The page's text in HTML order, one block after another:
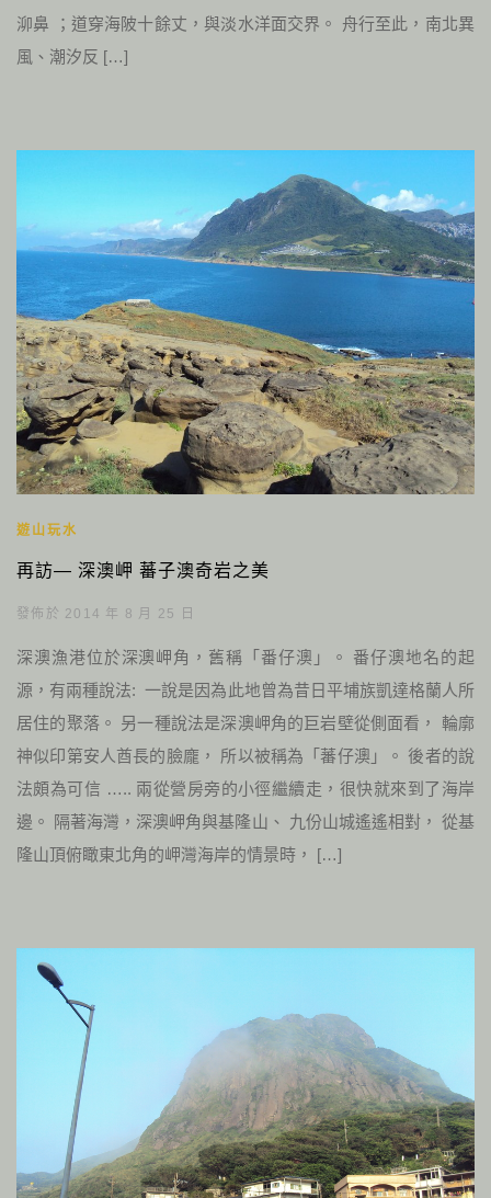
泖鼻 ；道穿海陂十餘丈，與淡水洋面交界。 舟行至此，南北異
風、潮汐反 […]
遊山玩水
再訪— 深澳岬 蕃子澳奇岩之美
發佈於 2014 年 8 月 25 日
深澳漁港位於深澳岬角，舊稱「番仔澳」。 番仔澳地名的起
源，有兩種說法: 一說是因為此地曾為昔日平埔族凱達格蘭人所
居住的聚落。 另一種說法是深澳岬角的巨岩壁從側面看， 輪廓
神似印第安人酋長的臉龐， 所以被稱為「蕃仔澳」。 後者的說
法頗為可信 ….. 兩從營房旁的小徑繼續走，很快就來到了海岸
邊。 隔著海灣，深澳岬角與基隆山、 九份山城遙遙相對， 從基
隆山頂俯瞰東北角的岬灣海岸的情景時， […]